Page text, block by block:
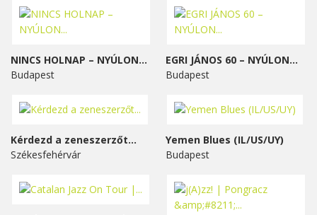
NINCS HOLNAP – NYÚLON...
Budapest
EGRI JÁNOS 60 – NYÚLON...
Budapest
Kérdezd a zeneszerzőt...
Székesfehérvár
Yemen Blues (IL/US/UY)
Budapest